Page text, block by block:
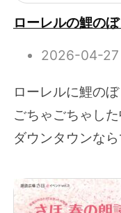
ローレルの鯉のぼ
2026-04-27
ローレルに鯉の
ごちゃごちゃし
ダウンタウンな